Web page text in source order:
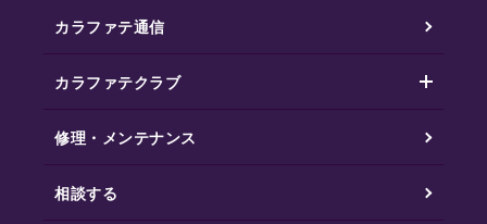
カラファテ通信
カラファテクラブ
修理・メンテナンス
相談する